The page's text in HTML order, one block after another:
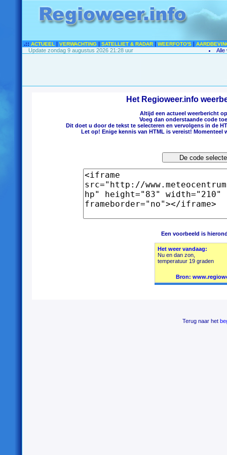
.:: ACTUEEL | VERWACHTING | SATELLIET & RADAR | WEERFOTO'S |
Update zondag 9 augustus 2026 21:28 uur Alle
Het Regioweer.info
Altijd een actueel weerbericht
Voeg dan onderstaande code
Dit doet u door de tekst te selecteren en vervolgens in de
Let op! Enige kennis van HTML is vereist! Momenteel
Een voorbeeld is
Terug naar het